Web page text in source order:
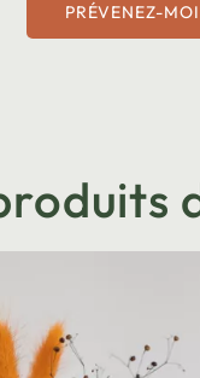
PRÉVENEZ-